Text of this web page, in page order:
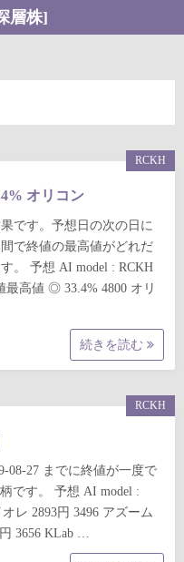
層株]
オリコン
です。予想日の次の日に
で終値の最高値がどれだ
。 予想 AI model : RCKH
高値 ◎ 33.4% 4800 オリ
続きを読む
RCKH
08-27 までに終値が一度で
です。 予想 AI model :
2893円 3496 アズーム
3656 KLab …
RCKH